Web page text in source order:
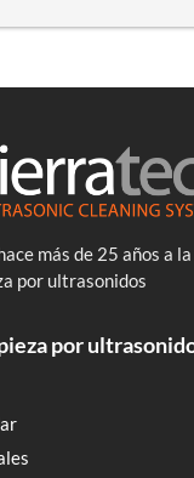
más de 25 años a
por ultrasonidos
por